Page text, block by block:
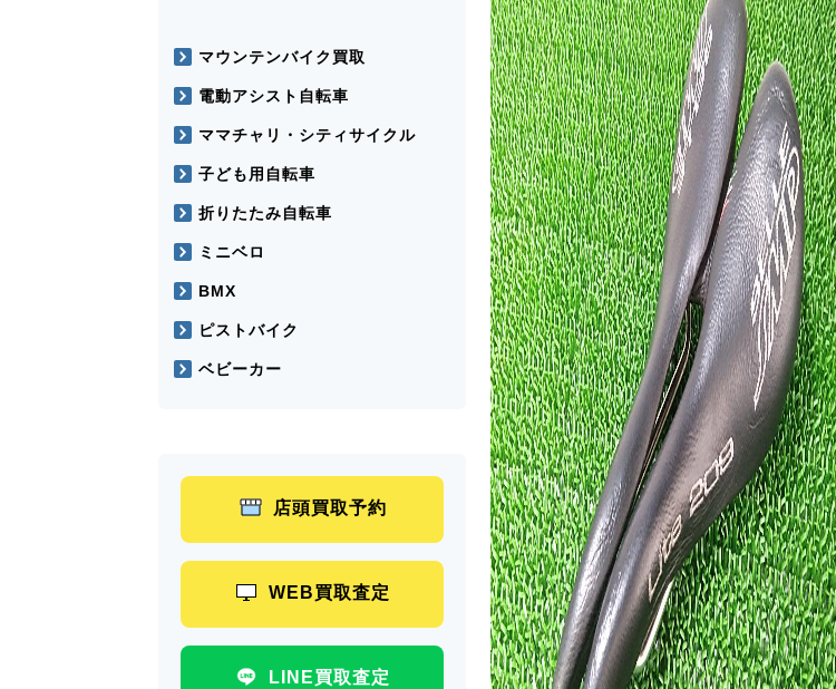
マウンテンバイク買取
電動アシスト自転車
ママチャリ・シティサイクル
子ども用自転車
折りたたみ自転車
ミニベロ
BMX
ピストバイク
ベビーカー
店頭買取予約
WEB買取査定
LINE買取査定